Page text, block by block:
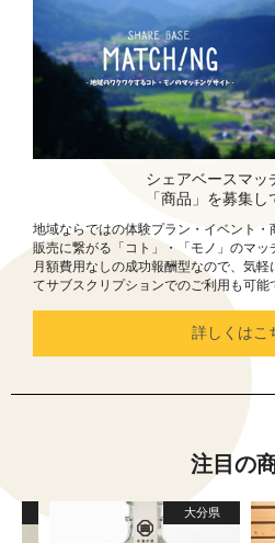
シェアベースマッ
「商品」を募集し
地域ならではの体験プラン・イベント
販売に繋がる「コト」・「モノ」のマッ
月額費用なしの成功報酬型なので、気
てサブスクリプションでのご利用も可能
詳しくはこ
注目の
大分県